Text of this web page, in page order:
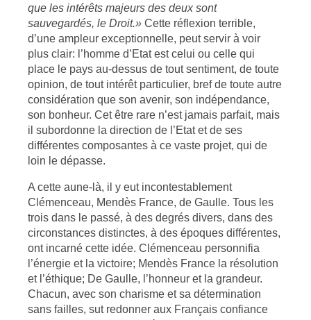
que les intérêts majeurs des deux sont
sauvegardés, le Droit.» Cette réflexion terrible,
d’une ampleur exceptionnelle, peut servir à voir
plus clair: l’homme d’Etat est celui ou celle qui
place le pays au-dessus de tout sentiment, de toute
opinion, de tout intérêt particulier, bref de toute autre
considération que son avenir, son indépendance,
son bonheur. Cet être rare n’est jamais parfait, mais
il subordonne la direction de l’Etat et de ses
différentes composantes à ce vaste projet, qui de
loin le dépasse.
A cette aune-là, il y eut incontestablement
Clémenceau, Mendès France, de Gaulle. Tous les
trois dans le passé, à des degrés divers, dans des
circonstances distinctes, à des époques différentes,
ont incarné cette idée. Clémenceau personnifia
l’énergie et la victoire; Mendès France la résolution
et l’éthique; De Gaulle, l’honneur et la grandeur.
Chacun, avec son charisme et sa détermination
sans failles, sut redonner aux Français confiance